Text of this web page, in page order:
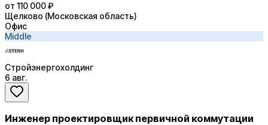
от 110 000 ₽
Щелково (Московская область)
Офис
Middle
Стройэнергохолдинг
6 авг.
Инженер проектировщик первичной коммутации